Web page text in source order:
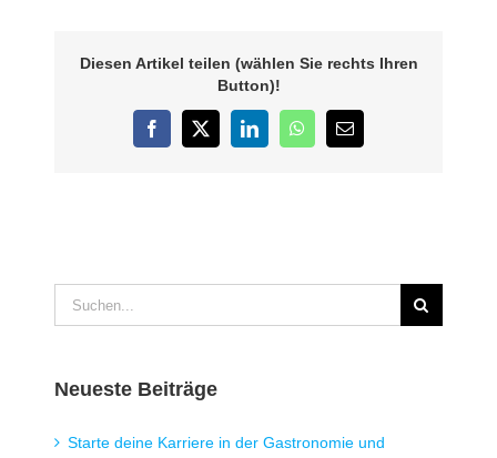
November-2018-
Summary.pdf
Diesen Artikel teilen (wählen Sie rechts Ihren
Button)!
Facebook
X LinkedInWhatsApp
E-
Mail
Neueste Beiträge
Starte deine Karriere in der Gastronomie und